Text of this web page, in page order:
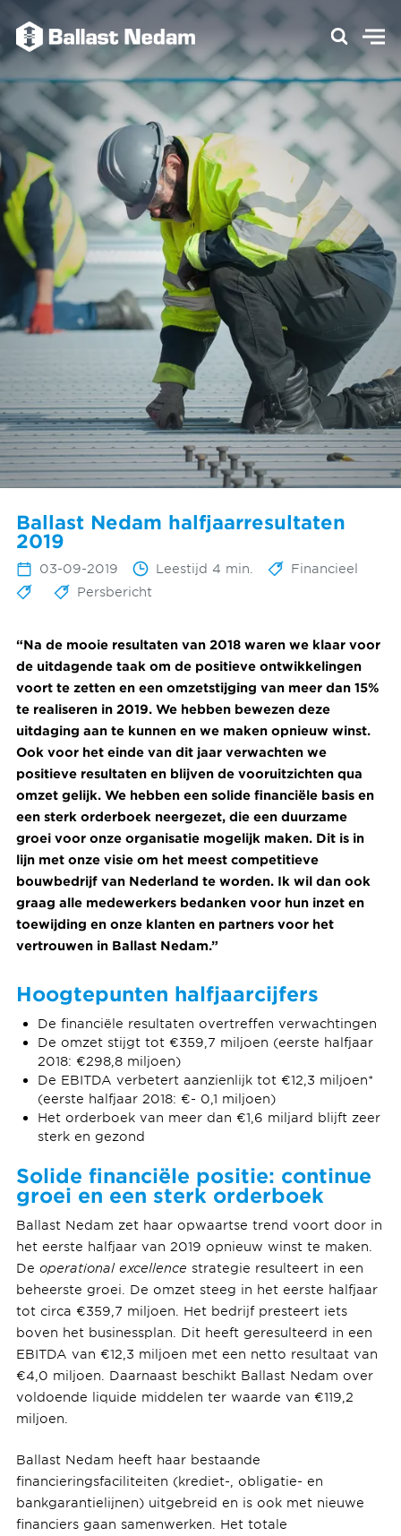
Ballast Nedam halfjaarresultaten
2019
03-09-2019 Leestijd 4 min.
Financieel
Persbericht
“Na de mooie resultaten van 2018 waren we klaar voor
de uitdagende taak om de positieve ontwikkelingen
voort te zetten en een omzetstijging van meer dan 15%
te realiseren in 2019. We hebben bewezen deze
uitdaging aan te kunnen en we maken opnieuw winst.
Ook voor het einde van dit jaar verwachten we
positieve resultaten en blijven de vooruitzichten qua
omzet gelijk. We hebben een solide financiële basis en
een sterk orderboek neergezet, die een duurzame
groei voor onze organisatie mogelijk maken. Dit is in
lijn met onze visie om het meest competitieve
bouwbedrijf van Nederland te worden. Ik wil dan ook
graag alle medewerkers bedanken voor hun inzet en
toewijding en onze klanten en partners voor het
vertrouwen in Ballast Nedam.”
Hoogtepunten halfjaarcijfers
De financiële resultaten overtreffen verwachtingen
De omzet stijgt tot €359,7 miljoen (eerste halfjaar
2018: €298,8 miljoen)
De EBITDA verbetert aanzienlijk tot €12,3 miljoen*
(eerste halfjaar 2018: €- 0,1 miljoen)
Het orderboek van meer dan €1,6 miljard blijft zeer
sterk en gezond
Solide financiële positie: continue
groei en een sterk orderboek
Ballast Nedam zet haar opwaartse trend voort door in
het eerste halfjaar van 2019 opnieuw winst te maken.
De operational excellence strategie resulteert in een
beheerste groei. De omzet steeg in het eerste halfjaar
tot circa €359,7 miljoen. Het bedrijf presteert iets
boven het businessplan. Dit heeft geresulteerd in een
EBITDA van €12,3 miljoen met een netto resultaat van
€4,0 miljoen. Daarnaast beschikt Ballast Nedam over
voldoende liquide middelen ter waarde van €119,2
miljoen.
Ballast Nedam heeft haar bestaande
financieringsfaciliteiten (krediet-, obligatie- en
bankgarantielijnen) uitgebreid en is ook met nieuwe
financiers gaan samenwerken. Het totale